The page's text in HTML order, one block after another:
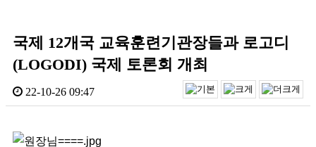
국제 12개국 교육훈련기관장들과 로고디
(LOGODI) 국제 토론회 개최
22-10-26 09:47